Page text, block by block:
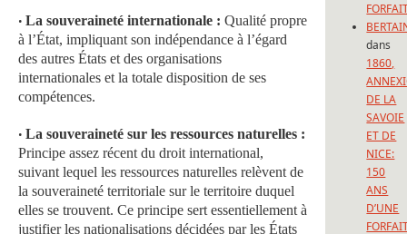
• La souveraineté internationale : Qualité propre
à l’État, impliquant son indépendance à l’égard
des autres États et des organisations
internationales et la totale disposition de ses
compétences.
• La souveraineté sur les ressources naturelles :
Principe assez récent du droit international,
suivant lequel les ressources naturelles relèvent de
la souveraineté territoriale sur le territoire duquel
elles se trouvent. Ce principe sert essentiellement à
justifier les nationalisations décidées par les États
dans
1860,
DE LA
SAVOIE
ET DE
NICE:
150
ANS
D’UNE